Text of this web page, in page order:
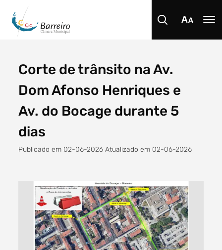
Procurar
Filtro dos anos
Corte de trânsito na Av.
Dom Afonso Henriques e
Av. do Bocage durante 5
dias
Publicado em 02-06-2026 Atualizado em 02-06-2026